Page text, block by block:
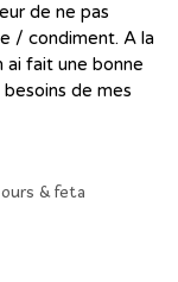
de ne pas
/ condiment. A la
ai fait une bonne
de mes